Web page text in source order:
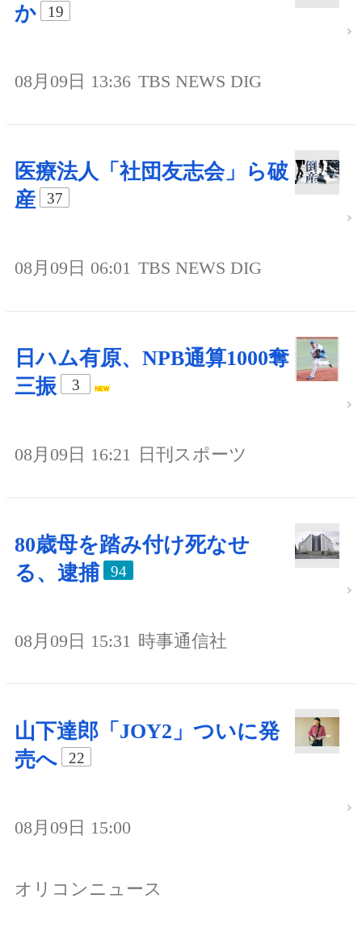
か
19
08月09日 13:36 TBS NEWS DIG
医療法人「社団友志会」ら破
産
37
08月09日 06:01 TBS NEWS DIG
日ハム有原、NPB通算1000奪
三振
3
08月09日 16:21 日刊スポーツ
80歳母を踏み付け死なせ
る、逮捕
94
08月09日 15:31 時事通信社
山下達郎「JOY2」ついに発
売へ
22
08月09日 15:00
オリコンニュース